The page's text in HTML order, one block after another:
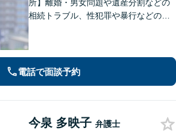
所】離婚・男女問題や遺産分割などの
相続トラブル、性犯罪や暴行などの刑
します【土日祝・当日対応可】
電話で面談予約
今泉 多映子 弁護士